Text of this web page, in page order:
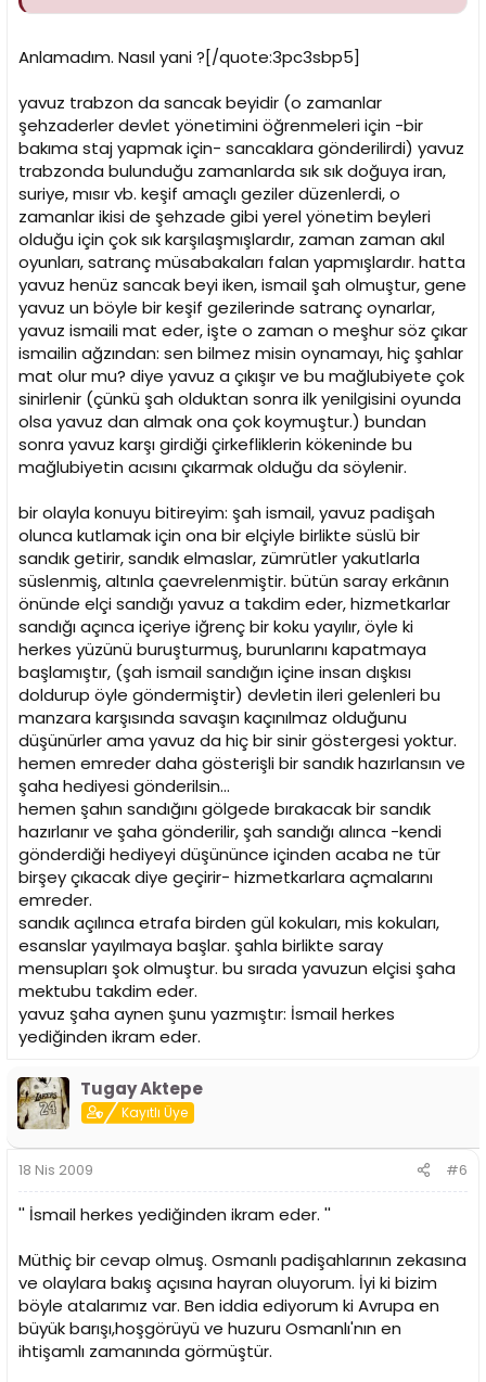
Anlamadım. Nasıl yani ?[/quote:3pc3sbp5]
yavuz trabzon da sancak beyidir (o zamanlar
şehzaderler devlet yönetimini öğrenmeleri için -bir
bakıma staj yapmak için- sancaklara gönderilirdi) yavuz
trabzonda bulunduğu zamanlarda sık sık doğuya iran,
suriye, mısır vb. keşif amaçlı geziler düzenlerdi, o
zamanlar ikisi de şehzade gibi yerel yönetim beyleri
olduğu için çok sık karşılaşmışlardır, zaman zaman akıl
oyunları, satranç müsabakaları falan yapmışlardır. hatta
yavuz henüz sancak beyi iken, ismail şah olmuştur, gene
yavuz un böyle bir keşif gezilerinde satranç oynarlar,
yavuz ismaili mat eder, işte o zaman o meşhur söz çıkar
ismailin ağzından: sen bilmez misin oynamayı, hiç şahlar
mat olur mu? diye yavuz a çıkışır ve bu mağlubiyete çok
sinirlenir (çünkü şah olduktan sonra ilk yenilgisini oyunda
olsa yavuz dan almak ona çok koymuştur.) bundan
sonra yavuz karşı girdiği çirkefliklerin kökeninde bu
mağlubiyetin acısını çıkarmak olduğu da söylenir.
bir olayla konuyu bitireyim: şah ismail, yavuz padişah
olunca kutlamak için ona bir elçiyle birlikte süslü bir
sandık getirir, sandık elmaslar, zümrütler yakutlarla
süslenmiş, altınla çaevrelenmiştir. bütün saray erkânın
önünde elçi sandığı yavuz a takdim eder, hizmetkarlar
sandığı açınca içeriye iğrenç bir koku yayılır, öyle ki
herkes yüzünü buruşturmuş, burunlarını kapatmaya
başlamıştır, (şah ismail sandığın içine insan dışkısı
doldurup öyle göndermiştir) devletin ileri gelenleri bu
manzara karşısında savaşın kaçınılmaz olduğunu
düşünürler ama yavuz da hiç bir sinir göstergesi yoktur.
hemen emreder daha gösterişli bir sandık hazırlansın ve
şaha hediyesi gönderilsin...
hemen şahın sandığını gölgede bırakacak bir sandık
hazırlanır ve şaha gönderilir, şah sandığı alınca -kendi
gönderdiği hediyeyi düşününce içinden acaba ne tür
birşey çıkacak diye geçirir- hizmetkarlara açmalarını
emreder.
sandık açılınca etrafa birden gül kokuları, mis kokuları,
esanslar yayılmaya başlar. şahla birlikte saray
mensupları şok olmuştur. bu sırada yavuzun elçisi şaha
mektubu takdim eder.
yavuz şaha aynen şunu yazmıştır: İsmail herkes
yediğinden ikram eder.
Tugay Aktepe
Kayıtlı Üye
18 Nis 2009 #6
'' İsmail herkes yediğinden ikram eder. ''
Müthiç bir cevap olmuş. Osmanlı padişahlarının zekasına
ve olaylara bakış açısına hayran oluyorum. İyi ki bizim
böyle atalarımız var. Ben iddia ediyorum ki Avrupa en
büyük barışı,hoşgörüyü ve huzuru Osmanlı'nın en
ihtişamlı zamanında görmüştür.